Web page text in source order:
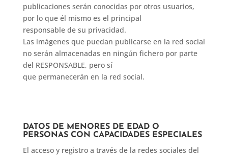
publicaciones serán conocidas por otros usuarios,
por lo que él mismo es el principal
responsable de su privacidad.
Las imágenes que puedan publicarse en la red social
no serán almacenadas en ningún fichero por parte
del RESPONSABLE, pero sí
que permanecerán en la red social.
DATOS DE MENORES DE EDAD O
PERSONAS CON CAPACIDADES ESPECIALES
El acceso y registro a través de la redes sociales del